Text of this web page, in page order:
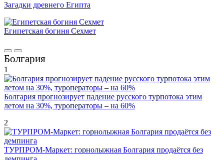
Загадки древнего Египта
Египетская богиня Сехмет
Болгария
1
Болгария прогнозирует падение русского турпотока этим
летом на 30%, туроператоры – на 60%
2
ТУРПРОМ-Маркет: горнолыжная Болгария продаётся без